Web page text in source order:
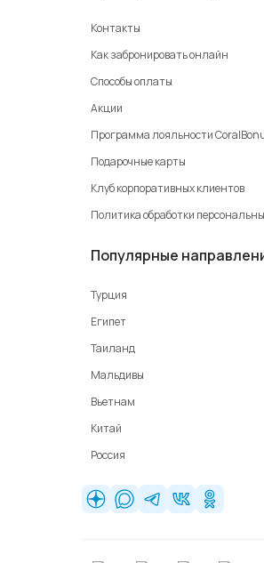
Контакты
Как забронировать онлайн
Способы оплаты
Акции
Программа лояльности
Подарочные карты
Клуб корпоративных клиентов
Политика обработки
Популярные
Турция
Египет
Таиланд
Мальдивы
Вьетнам
Китай
Россия